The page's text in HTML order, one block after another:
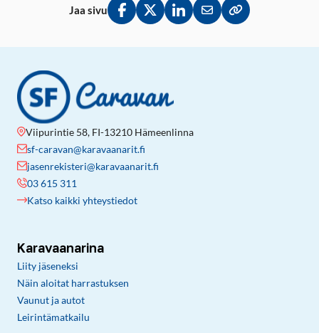
Jaa sivu
Jaa Facebookissa
Jaa Twitterissä
Jaa LinkedInissä
Jaa sähköpostitse
Kopioi linkki
Viipurintie 58, FI-13210 Hämeenlinna
sf-caravan@karavaanarit.fi
jasenrekisteri@karavaanarit.fi
03 615 311
Katso kaikki yhteystiedot
Karavaanarina
Liity jäseneksi
Näin aloitat harrastuksen
Vaunut ja autot
Leirintämatkailu